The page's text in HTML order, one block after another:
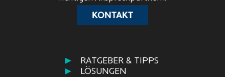
RATGEBER & TIPPS
LÖSUNGEN
KONTAKT